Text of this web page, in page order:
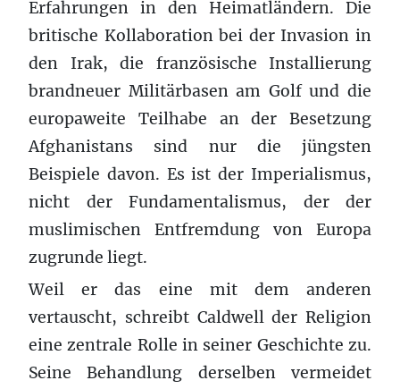
Erfahrungen in den Heimatländern. Die
britische Kollaboration bei der Invasion in
den Irak, die französische Installierung
brandneuer Militärbasen am Golf und die
europaweite Teilhabe an der Besetzung
Afghanistans sind nur die jüngsten
Beispiele davon. Es ist der Imperialismus,
nicht der Fundamentalismus, der der
muslimischen Entfremdung von Europa
zugrunde liegt.
Weil er das eine mit dem anderen
vertauscht, schreibt Caldwell der Religion
eine zentrale Rolle in seiner Geschichte zu.
Seine Behandlung derselben vermeidet